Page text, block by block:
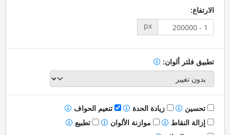
الارتفاع:
px
تطبيق فلتر ألوان:
تحسين زيادة الحدة
تنعيم الحواف
إزالة النقاط
موازنة الألوان
تطبيع